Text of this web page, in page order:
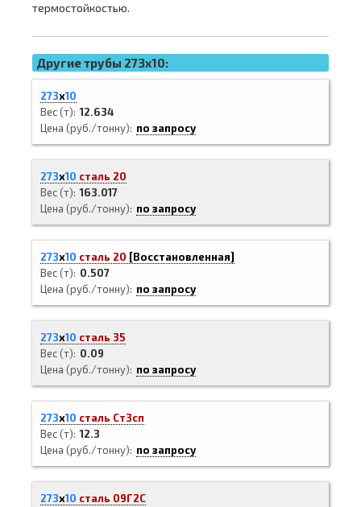
термостойкостью.
Другие трубы 273x10:
273х10
Вес (т) 12.634
Цена (руб./тонну)
по запросу
273х10 сталь 20
Вес (т) 163.017
Цена (руб./тонну)
по запросу
273х10 сталь 20 [Восстановленная]
Вес (т)
0.507
Цена (руб./тонну)
по запросу
273х10 сталь 35
Вес (т)
0.09
Цена (руб./тонну)
по запросу
273х10 сталь Ст3сп
Вес (т) 12.3
Цена (руб./тонну)
по запросу
273х10 сталь 09Г2С